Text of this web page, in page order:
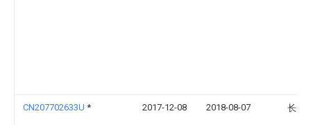
CN207702633U * 2017-12-08 2018-08-07 长安